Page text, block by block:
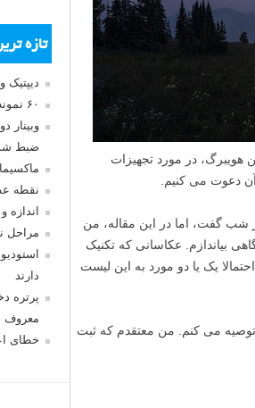
هویبرگ، در مورد تجهیزات
دعوت می کنیم.
شب گفت، اما در این مقاله، من
بیاندازم. عکاسانی که تکنیک
یک یا دو مورد به این لیست
توصیه می کنم. من معتقدم که ثبت
تازه
۶۰ نمونه عکس سبک ماکسیمالیسم
وبینار
ضبط
نقطه
مراحل
دارند
پرتره
معروف
خطای